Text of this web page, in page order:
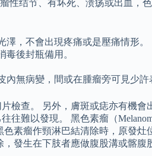
结节、有坏死、溃疡或出血，
，不會出現疼痛或是壓痛情形。
後封瓶備用。
無病變，間或在腫瘤旁可見少許
檢查。 另外，膚斑或痣亦有機
難以發現。 黑色素瘤（
素瘤作頸淋巴結清除時，原發
發生在下肢者應做腹股溝或髂腹